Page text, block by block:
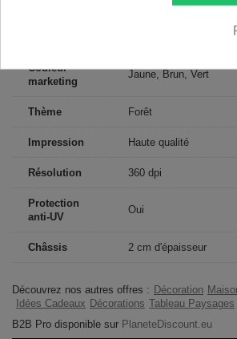
120x40 cm, 150x50
Couleur
marketing
Jaune, Brun, Vert
Thème Forêt
Impression Haute qualité
Résolution 360 dpi
Protection
anti-UV
Oui
Châssis 2 cm d'épaisseur
Découvrez nos autres offres : Décoration
Idées Cadeaux Décorations Tableau Paysages
B2B Pro disponible sur PlaneteDiscount.eu